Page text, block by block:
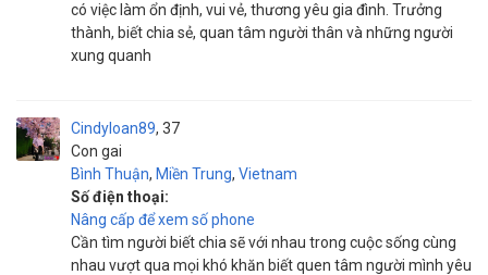
có việc làm ổn định, vui vẻ, thương yêu gia đình. Trưởng
thành, biết chia sẻ, quan tâm người thân và những người
xung quanh
Cindyloan89
Con gai
37
Bình Thuận, Miền Trung, Vietnam
Số điện thoại:
Nâng cấp để xem số phone
Cần tìm người biết chia sẽ với nhau trong cuộc sống cùng
nhau vượt qua mọi khó khăn biết quen tâm người mình yêu